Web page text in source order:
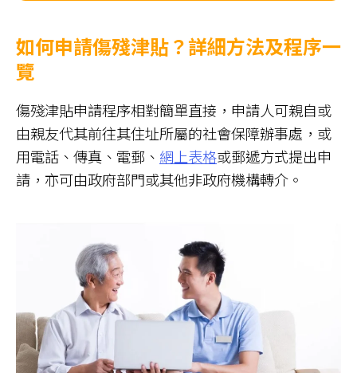
如何申請傷殘津貼？詳細方法及程序一
覽
傷殘津貼申請程序相對簡單直接，申請人可親自或
由親友代其前往其住址所屬的社會保障辦事處，或
用電話、傳真、電郵、 網上表格或郵遞方式提出申
請，亦可由政府部門或其他非政府機構轉介。